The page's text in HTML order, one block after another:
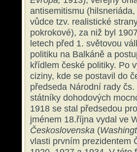
antisemitismu
vůdce tzv. realistické
pokrokové), za niž byl
letech před 1. světovou
politiku na Balkáně a
křídlem české politiky. Po
ciziny, kde se postavil do
předseda Národní rady
státníky dohodových
1918 se stal předsedou
jménem 18.října vydal ve
Československa (
vlasti prvním prezidentem